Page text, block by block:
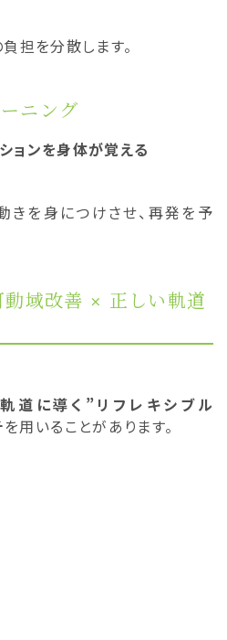
担を分散します。
ニング
ョンを身体が覚える
を身につけさせ、再発を予
動域改善 × 正しい軌道
道に導く”リフレキシブル
を用いることがあります。